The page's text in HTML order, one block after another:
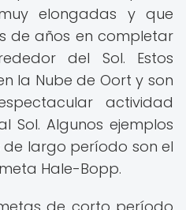
elongadas y que
de años en completar
del Sol. Estos
la Nube de Oort y son
actividad
Sol. Algunos ejemplos
largo período son el
Hale-Bopp.